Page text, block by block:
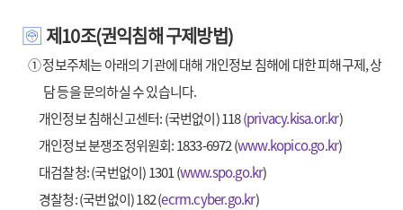
제10조(권익침해 구제방법)
① 정보주체는 아래의 기관에 대해 개인정보 침해에 대한 피해구제, 상
담 등을 문의하실 수 있습니다.
개인정보 침해신고센터: (국번없이) 118(privacy.kisa.or.kr)
개인정보 분쟁조정위원회: 1833-6972 (www.kopico.go.kr)
대검찰청: (국번없이) 1301 (www.spo.go.kr)
경찰청: (국번없이) 182 (ecrm.cyber.go.kr)